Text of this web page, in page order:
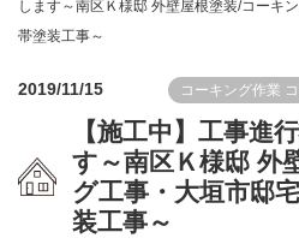
します～南区Ｋ様邸 外壁屋根塗装/コーキ
帯塗装工事～
2019/11/15 コーキング作業
【施工中】工事進
す～南区Ｋ様邸 外
グ工事・大垣市邸
装工事～